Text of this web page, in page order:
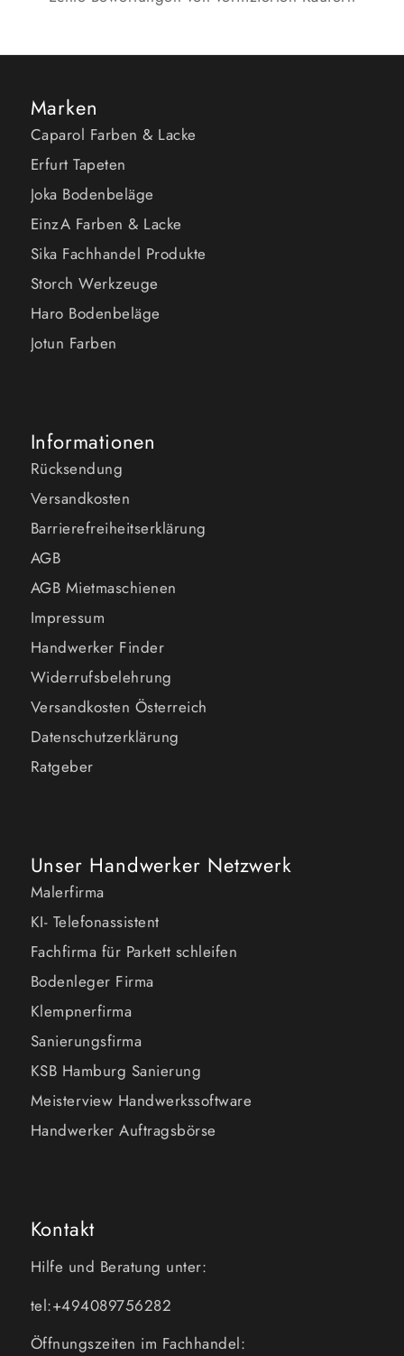
Marken
Caparol Farben & Lacke
Erfurt Tapeten
Joka Bodenbeläge
EinzA Farben & Lacke
Sika Fachhandel Produkte
Storch Werkzeuge
Haro Bodenbeläge
Jotun Farben
Informationen
Rücksendung
Versandkosten
Barrierefreiheitserklärung
AGB
AGB Mietmaschienen
Impressum
Handwerker Finder
Widerrufsbelehrung
Versandkosten Österreich
Datenschutzerklärung
Ratgeber
Unser Handwerker Netzwerk
Malerfirma
KI- Telefonassistent
Fachfirma für Parkett schleifen
Bodenleger Firma
Klempnerfirma
Sanierungsfirma
KSB Hamburg Sanierung
Meisterview Handwerkssoftware
Handwerker Auftragsbörse
Kontakt
Hilfe und Beratung unter:
tel:+494089756282
Öffnungszeiten im Fachhandel: